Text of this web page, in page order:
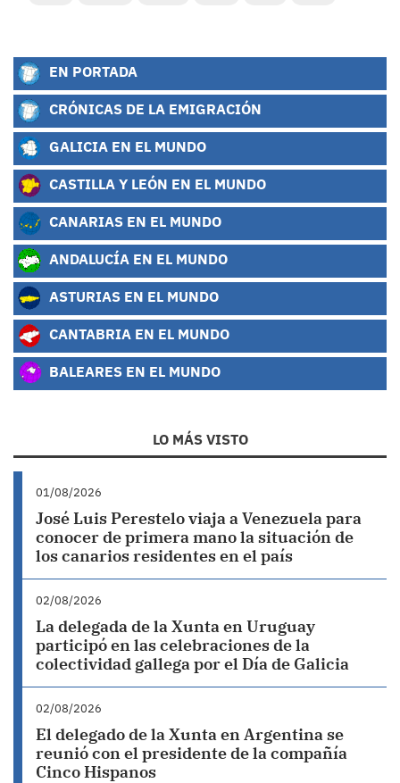
EN PORTADA
CRÓNICAS DE LA EMIGRACIÓN
GALICIA EN EL MUNDO
CASTILLA Y LEÓN EN EL MUNDO
CANARIAS EN EL MUNDO
ANDALUCÍA EN EL MUNDO
ASTURIAS EN EL MUNDO
CANTABRIA EN EL MUNDO
BALEARES EN EL MUNDO
LO MÁS VISTO
01/08/2026
José Luis Perestelo viaja a Venezuela para
conocer de primera mano la situación de
los canarios residentes en el país
02/08/2026
La delegada de la Xunta en Uruguay
participó en las celebraciones de la
colectividad gallega por el Día de Galicia
02/08/2026
El delegado de la Xunta en Argentina se
reunió con el presidente de la compañía
Cinco Hispanos